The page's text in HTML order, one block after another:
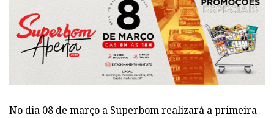
No dia 08 de março a Superbom realizará a primeira